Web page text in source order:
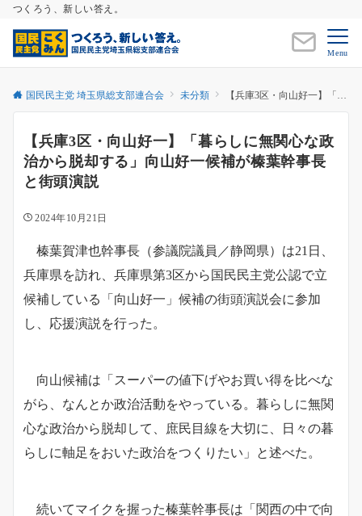
つくろう、新しい答え。
Menu
国民民主党 埼玉県総支部連合会 未分類 【兵庫3区・向山好一】「暮らしに無関心な政治から脱却する」向山好一候補が榛葉幹事長と街頭演説
【兵庫3区・向山好一】「暮らしに無関心な政
治から脱却する」向山好一候補が榛葉幹事長
と街頭演説
2024年10月21日
榛葉賀津也幹事長（参議院議員／静岡県）は21日、
兵庫県を訪れ、兵庫県第3区から国民民主党公認で立
候補している「向山好一」候補の街頭演説会に参加
し、応援演説を行った。
向山候補は「スーパーの値下げやお買い得を比べな
がら、なんとか政治活動をやっている。暮らしに無関
心な政治から脱却して、庶民目線を大切に、日々の暮
らしに軸足をおいた政治をつくりたい」と述べた。
続いてマイクを握った榛葉幹事長は「関西の中で向